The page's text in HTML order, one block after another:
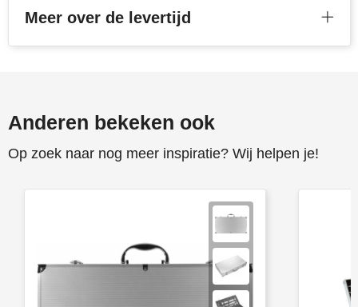
Meer over de levertijd
Anderen bekeken ook
Op zoek naar nog meer inspiratie? Wij helpen je!